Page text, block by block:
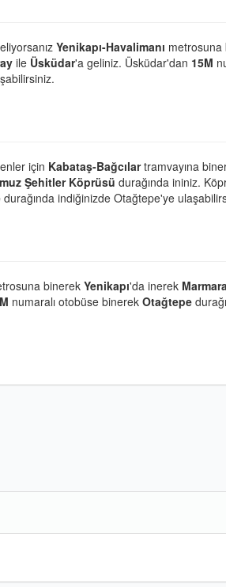
Yenikapı-Havalimanı metrosuna
ile Üsküdar'a geliniz. Üsküdar'dan 15M
için Kabataş-Bağcılartramvayına
Şehitler Köprüsü durağında ininiz.
durağında indiğinizde Otağtepe'ye
binerek Yenikapı'da inerek
numaralı otobüse binerek Otağtepe